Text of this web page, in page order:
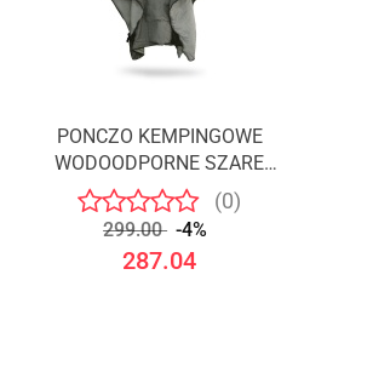
PONCZO KEMPINGOWE
WODOODPORNE SZARE
/OFFLANDER (0)
299.00 -4%
287.04